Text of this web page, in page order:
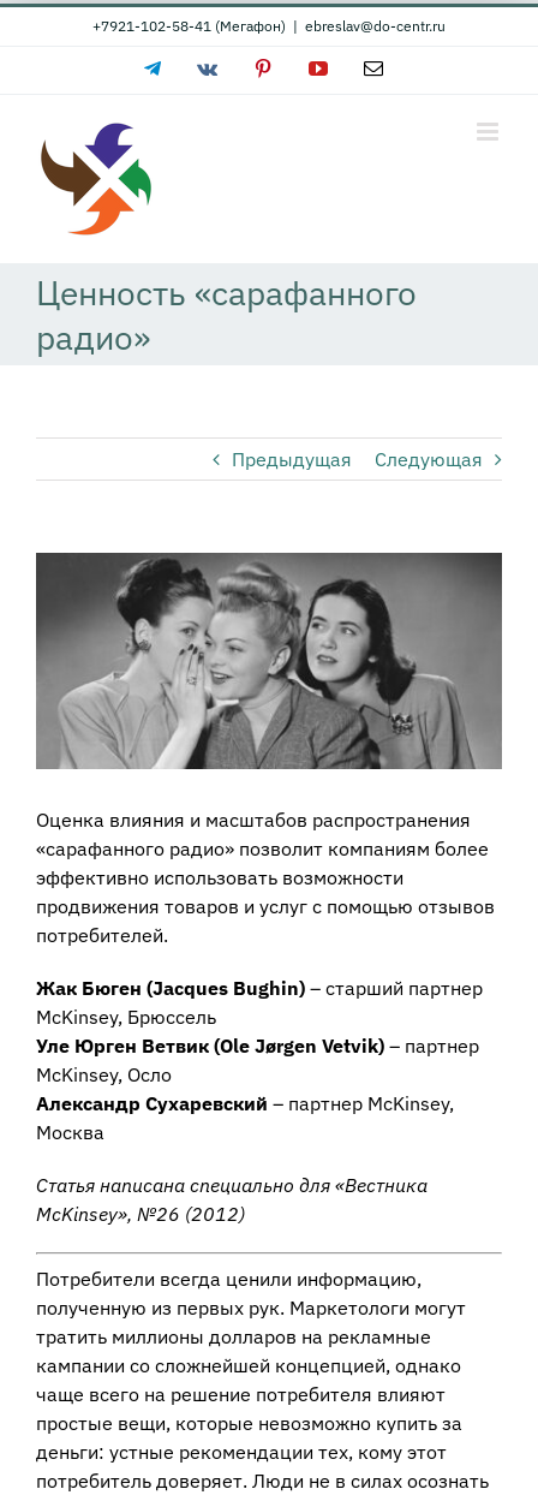
Skip
+7921-102-58-41 (Мегафон) | ebreslav@do-centr.ru
TelegramVk PinterestYouTubeEmail
Ценность «сарафанного
радио»
Предыдущая Следующая
Оценка влияния и масштабов распространения
«сарафанного радио» позволит компаниям более
эффективно использовать возможности
продвижения товаров и услуг с помощью отзывов
потребителей.
Жак Бюген (Jacques Bughin) – старший партнер
McKinsey, Брюссель
Уле Юрген Ветвик (Ole Jørgen Vetvik) – партнер
McKinsey, Осло
Александр Сухаревский – партнер McKinsey,
Москва
Статья написана специально для «Вестника
McKinsey», №26 (2012)
Потребители всегда ценили информацию,
полученную из первых рук. Маркетологи могут
тратить миллионы долларов на рекламные
кампании со сложнейшей концепцией, однако
чаще всего на решение потребителя влияют
простые вещи, которые невозможно купить за
деньги: устные рекомендации тех, кому этот
потребитель доверяет. Люди не в силах осознать